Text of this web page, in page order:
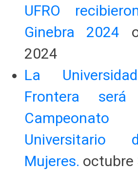
UFRO
Ginebra 2024
2024
La
Frontera
Universitario
Mujeres. octubre